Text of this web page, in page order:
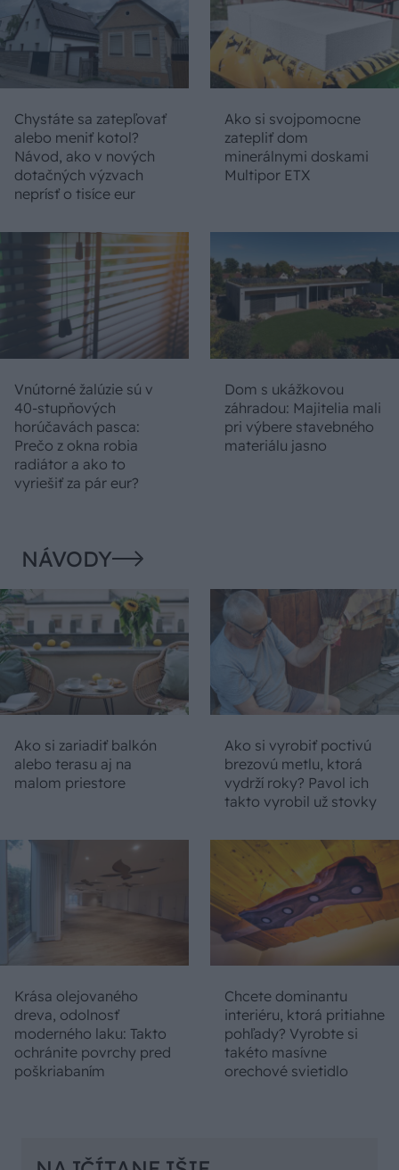
Chystáte sa zatepľovať
alebo meniť kotol?
Návod, ako v nových
dotačných výzvach
neprísť o tisíce eur
Ako si svojpomocne
zatepliť dom
minerálnymi doskami
Multipor ETX
Vnútorné žalúzie sú v
40-stupňových
horúčavách pasca:
Prečo z okna robia
radiátor a ako to
vyriešiť za pár eur?
Dom s ukážkovou
záhradou: Majitelia mali
pri výbere stavebného
materiálu jasno
NÁVODY
Ako si zariadiť balkón
alebo terasu aj na
malom priestore
Ako si vyrobiť poctivú
brezovú metlu, ktorá
vydrží roky? Pavol ich
takto vyrobil už stovky
Krása olejovaného
dreva, odolnosť
moderného laku: Takto
ochránite povrchy pred
poškriabaním
Chcete dominantu
interiéru, ktorá pritiahne
pohľady? Vyrobte si
takéto masívne
orechové svietidlo